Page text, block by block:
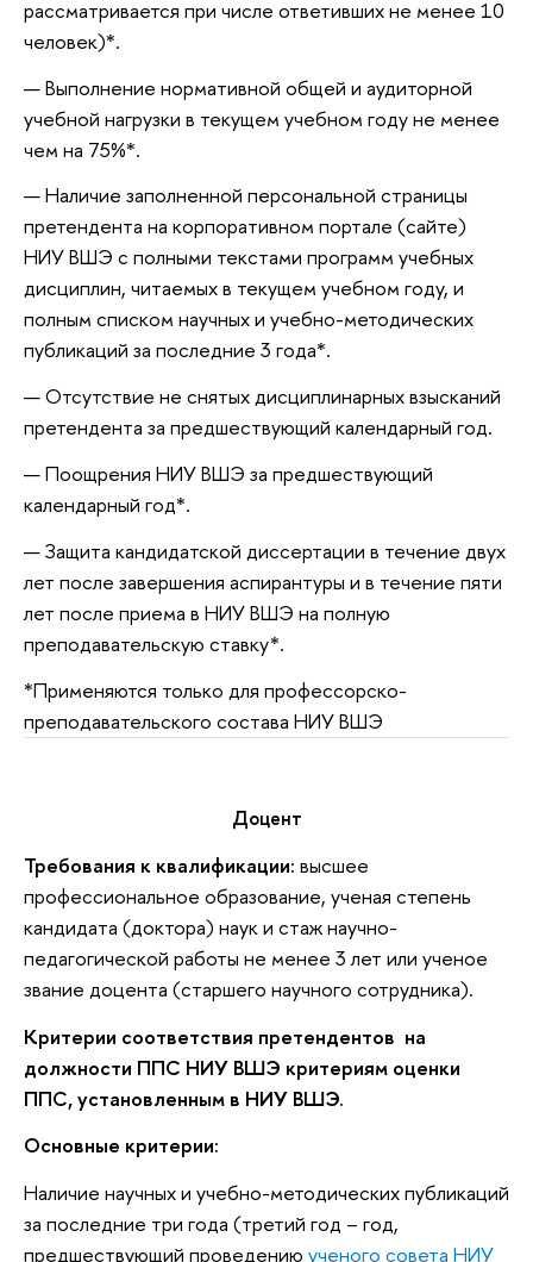
рассматривается при числе ответивших не менее 10
человек)*.
Выполнение нормативной общей и аудиторной
учебной нагрузки в текущем учебном году не менее
чем на 75%*.
Наличие заполненной персональной страницы
претендента на корпоративном портале (сайте)
НИУ ВШЭ с полными текстами программ учебных
дисциплин, читаемых в текущем учебном году, и
полным списком научных и учебно-методических
публикаций за последние 3 года*.
Отсутствие не снятых дисциплинарных взысканий
претендента за предшествующий календарный год.
Поощрения НИУ ВШЭ за предшествующий
календарный год*.
Защита кандидатской диссертации в течение двух
лет после завершения аспирантуры и в течение пяти
лет после приема в НИУ ВШЭ на полную
преподавательскую ставку*.
*Применяются только для профессорско-
преподавательского состава НИУ ВШЭ
Доцент
Требования к квалификации: высшее
профессиональное образование, ученая степень
кандидата (доктора) наук и стаж научно-
педагогической работы не менее 3 лет или ученое
звание доцента (старшего научного сотрудника).
Критерии соответствия претендентов на
должности ППС НИУ ВШЭ критериям оценки
ППС, установленным в НИУ ВШЭ.
Основные критерии:
Наличие научных и учебно-методических публикаций
за последние три года (третий год – год,
предшествующий проведению ученого совета НИУ